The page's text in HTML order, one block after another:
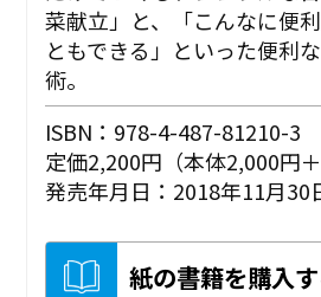
菜献立」と、「こんなに便
ともできる」といった便利
術。
ISBN：978-4-487-81210-3
定価2,200円（本体2,000円＋
発売年月日：2018年11月30
紙の書籍を購入